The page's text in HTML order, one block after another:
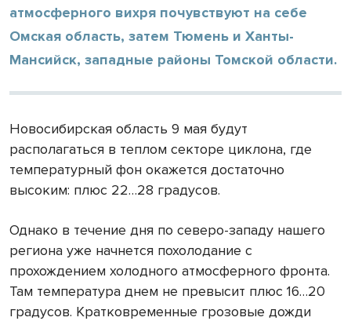
атмосферного вихря почувствуют на себе
Омская область, затем Тюмень и Ханты-
Мансийск, западные районы Томской области.
Новосибирская область 9 мая будут
располагаться в теплом секторе циклона, где
температурный фон окажется достаточно
высоким: плюс 22…28 градусов.
Однако в течение дня по северо-западу нашего
региона уже начнется похолодание с
прохождением холодного атмосферного фронта.
Там температура днем не превысит плюс 16…20
градусов. Кратковременные грозовые дожди